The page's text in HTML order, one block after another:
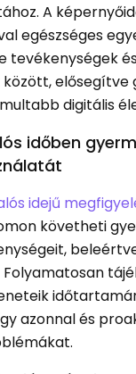
A
egészséges
tevékenységek
elősegítve
digitális
időben
idejű
követheti
azonnal és